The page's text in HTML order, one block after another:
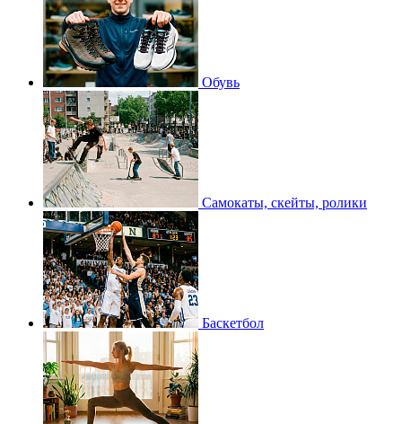
Обувь
Самокаты, скейты, ролики
Баскетбол